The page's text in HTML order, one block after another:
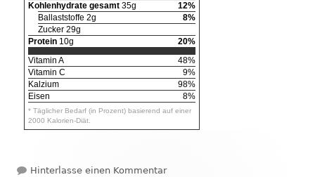
Kohlenhydrate gesamt 35g
12%
Ballaststoffe 2g
8%
Zucker 29g
Protein 10g
20%
Vitamin A
48%
Vitamin C
9%
Kalzium
98%
Eisen
8%
* Täglicher Bedarf (in Prozent) basierend auf einer
2000 Kalorien-Diät.
Hinterlasse einen Kommentarzu Weisse Pekannuss Mousse